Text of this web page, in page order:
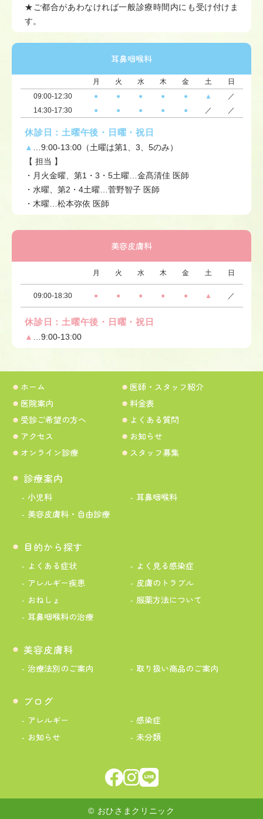
★ご都合があわなければ一般診療時間内にも受け付けま
す。
耳鼻咽喉科
月 火 水 木 金 土
日
09:00-12:30
● ● ● ● ● ▲
／
14:30-17:30
● ● ● ● ● ／ ／
休診日：土曜午後・日曜・祝日
▲
…9:00-13:00（土曜は第1、3、5のみ）
【 担当 】
・月火金曜、第1・3・5土曜…金髙清佳 医師
・水曜、第2・4土曜…菅野智子 医師
・木曜…松本弥依 医師
美容皮膚科
月 火 水 木 金 土 日
09:00-18:30 ● ● ● ● ● ▲ ／
休診日：土曜午後・日曜・祝日
▲ …9:00-13:00
ホーム
医師・スタッフ紹介
医院案内
料金表
受診ご希望の方へ
よくある質問
アクセス
お知らせ
オンライン診療
スタッフ募集
診療案内
小児科
耳鼻咽喉科
美容皮膚科・自由診療
目的から探す
よくある症状
よく見る感染症
アレルギー疾患
皮膚のトラブル
おねしょ
服薬方法について
耳鼻咽喉科の治療
美容皮膚科
治療法別のご案内 取り扱い商品のご案内
ブログ
アレルギー
感染症
お知らせ
未分類
© おひさまクリニック